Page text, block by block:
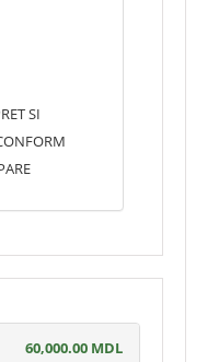
SI
60,000.00 MDL